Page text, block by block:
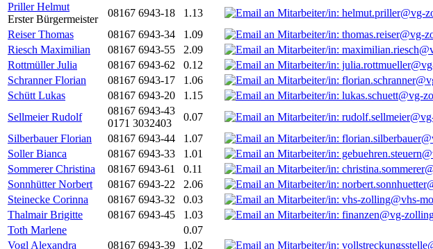
Priller Helmut
Erster Bürgermeister
08167 6943-18 1.13
Reiser Thomas
08167 6943-34 1.09
Riesch Maximilian
08167 6943-55 2.09
Rottmüller Julia
08167 6943-62 0.12
Schranner Florian
08167 6943-17 1.06
Schütt Lukas
08167 6943-20 1.15
Sellmeier Rudolf
08167 6943-43
0171 3032403
0.07
Silberbauer Florian
08167 6943-44 1.07
Soller Bianca
08167 6943-33 1.01
Sommerer Christina
08167 6943-61 0.11
Sonnhütter Norbert
08167 6943-22 2.06
Steinecke Corinna
08167 6943-32 0.03
Thalmair Brigitte
08167 6943-45 1.03
Toth Marlene
0.07
Vogl Alexandra
08167 6943-39 1.02